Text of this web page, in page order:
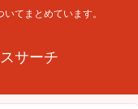
てまとめています。
サーチ